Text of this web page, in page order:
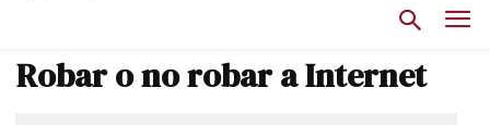
Robar o no robar a Internet